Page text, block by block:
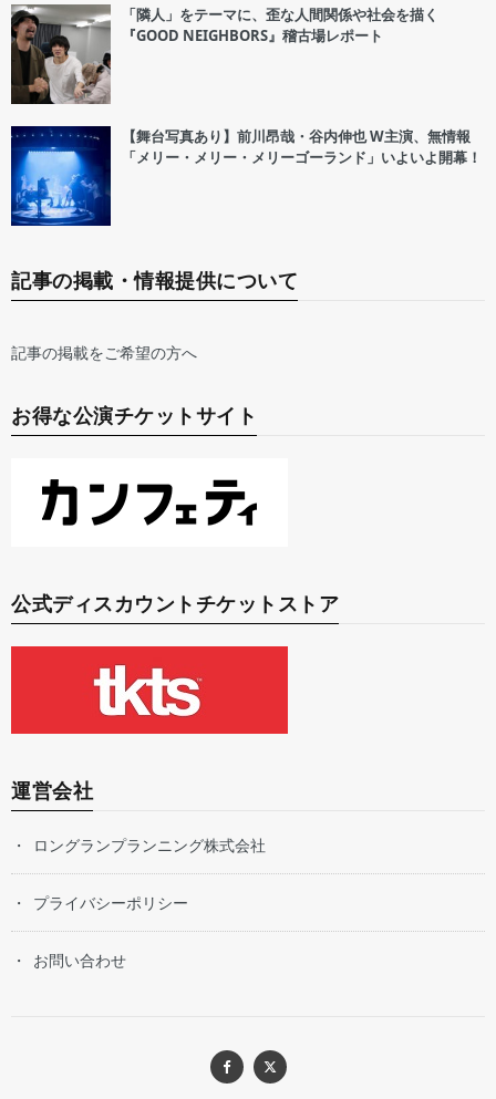
「隣人」をテーマに、歪な人間関係や社会を描く
『GOOD NEIGHBORS』稽古場レポート
【舞台写真あり】前川昂哉・谷内伸也 W主演、無情報
「メリー・メリー・メリーゴーランド」いよいよ開幕！
記事の掲載・情報提供について
記事の掲載をご希望の方へ
お得な公演チケットサイト
公式ディスカウントチケットストア
運営会社
ロングランプランニング株式会社
プライバシーポリシー
お問い合わせ